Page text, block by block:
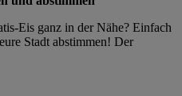
Eis ganz in der Nähe? Einfach
Stadt abstimmen! Der